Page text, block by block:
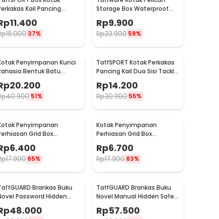
Kail Pancing
11.400
18.000 37%
Storage Box Waterproof
- G10/J020
Rp9.900
Rp23.900 59%
Penyimpanan Kunci
Bentuk Batu
20.200
40.900 51%
TaffSPORT Kotak Perkakas
Pancing Kail Dua Sisi Tackle
Rp14.200
Rp30.900 55%
Penyimpanan
Grid Box
Multifunction Organizer 24
- J13/J24
6.400
17.900 65%
Kotak Penyimpanan
Perhiasan Grid Box
Multifunction Organizer 13
Slot - J13/J24
Rp6.700
Rp17.900 63%
Brankas Buku
Password Hidden
Safe Box Size S - KB-20P
48.000
TaffGUARD Brankas Buku
Novel Manual Hidden Safe
20L
Rp57.500